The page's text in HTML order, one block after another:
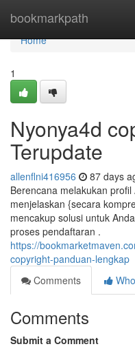
bookmarkpath
Home
Home
1
Nyonya4d
Terupdate
allenflni416956 87 days
Berencana melakukan
menjelaskan {secara
mencakup solusi untuk
proses pendaftaran .
https://
copyright-panduan-lengkap
Comments
Comments
Submit a Comment